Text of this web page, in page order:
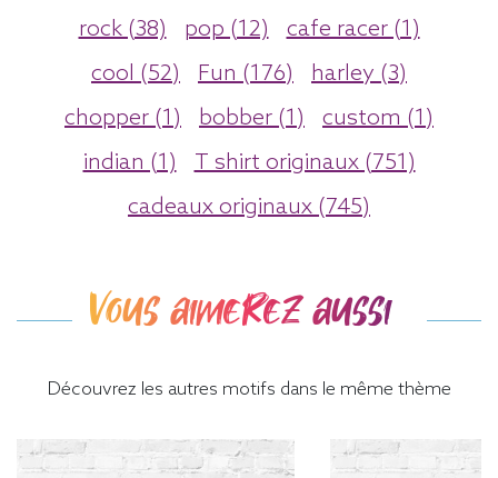
rock (38)
pop (12)
cafe racer (1)
cool (52)
Fun (176)
harley (3)
chopper (1)
bobber (1)
custom (1)
indian (1)
T shirt originaux (751)
cadeaux originaux (745)
Vous aimerez aussi
Découvrez les autres motifs dans le même thème